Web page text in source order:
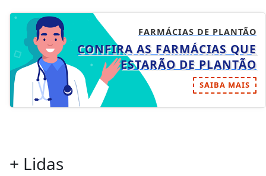
FARMÁCIAS DE PLANTÃO
CONFIRA AS FARMÁCIAS QUE
ESTARÃO DE PLANTÃO
SAIBA MAIS
+ Lidas